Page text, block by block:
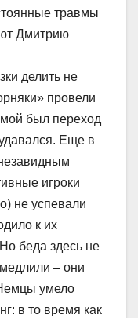
травмы
Дмитрию
делить не
провели
был переход
Еще в
игроки
не успевали
к их
беда здесь не
– они
умело
в то время как